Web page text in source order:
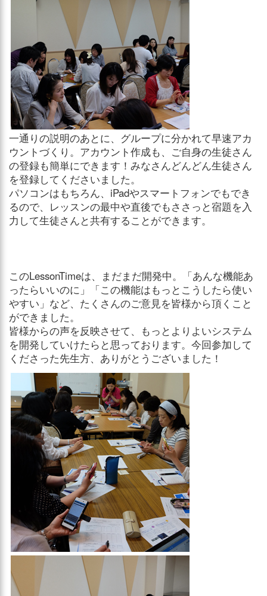
一通りの説明のあとに、グループに分かれて早速アカ
ウントづくり。アカウント作成も、ご自身の生徒さん
の登録も簡単にできます！みなさんどんどん生徒さん
を登録してくださいました。
パソコンはもちろん、iPadやスマートフォンでもでき
るので、レッスンの最中や直後でもささっと宿題を入
力して生徒さんと共有することができます。
このLessonTimeは、まだまだ開発中。「あんな機能あ
ったらいいのに」「この機能はもっとこうしたら使い
やすい」など、たくさんのご意見を皆様から頂くこと
ができました。
皆様からの声を反映させて、もっとよりよいシステム
を開発していけたらと思っております。今回参加して
くださった先生方、ありがとうございました！